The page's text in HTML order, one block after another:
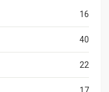
16
40
22
17